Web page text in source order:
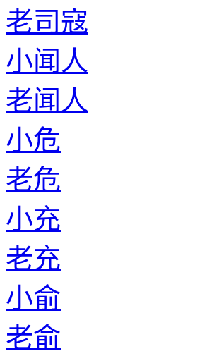
老司寇
小闻人
老闻人
小危
老危
小充
老充
小俞
老俞